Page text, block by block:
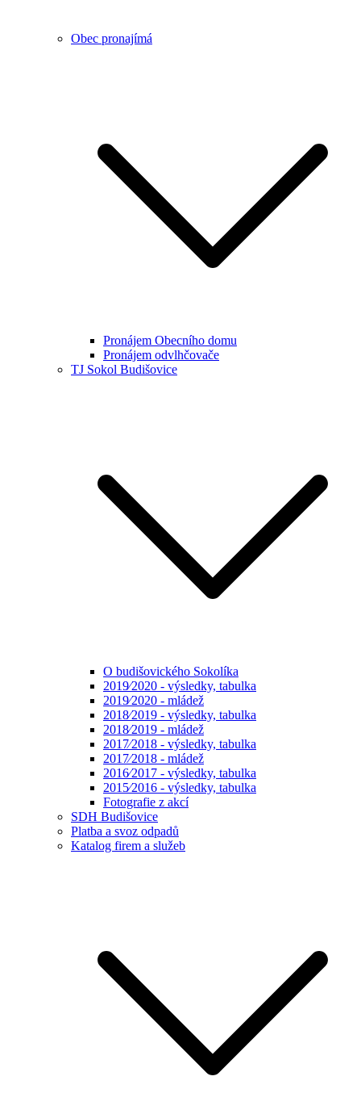
Obec pronajímá
Pronájem Obecního domu
Pronájem odvlhčovače
TJ Sokol Budišovice
O budišovického Sokolíka
2019⁄2020 - výsledky, tabulka
2019⁄2020 - mládež
2018⁄2019 - výsledky, tabulka
2018⁄2019 - mládež
2017⁄2018 - výsledky, tabulka
2017⁄2018 - mládež
2016⁄2017 - výsledky, tabulka
2015⁄2016 - výsledky, tabulka
Fotografie z akcí
SDH Budišovice
Platba a svoz odpadů
Katalog firem a služeb